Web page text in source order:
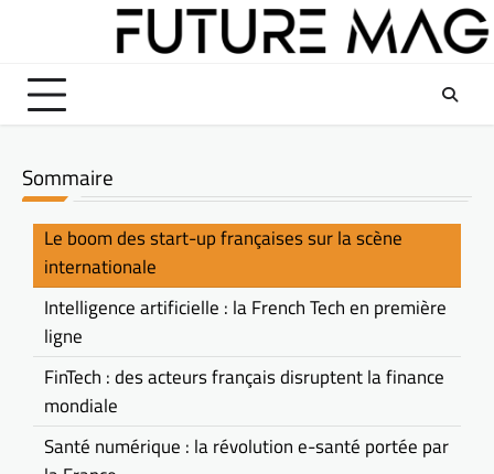
Sommaire
Le boom des start-up françaises sur la scène
internationale
Intelligence artificielle : la French Tech en première
ligne
FinTech : des acteurs français disruptent la finance
mondiale
Santé numérique : la révolution e-santé portée par